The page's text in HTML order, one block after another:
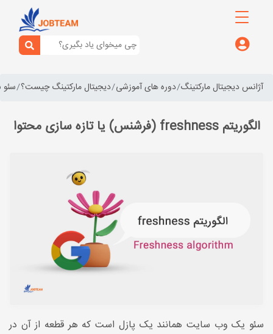
آژانس دیجیتال مارکتینگ دوره های آموزشی دیجیتال مارکتینگ چیست؟
الگوریتم freshness (فرشنس) یا تازه سازی محتوا
سئو یک وب سایت همانند یک پازل است که هر قطعه از آن در